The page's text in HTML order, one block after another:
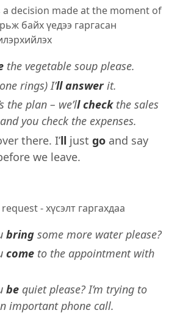
a decision made at the moment of
байх үедээ гаргасан
the vegetable soup please.
rings) I’ll answer it.
the plan – we’ll checkthe sales
you check the expenses.
there. I’ll just go and say
we leave.
- хүсэлт гаргахдаа
bring some more water please?
come to the appointment with
be quiet please? I’m trying to
important phone call.